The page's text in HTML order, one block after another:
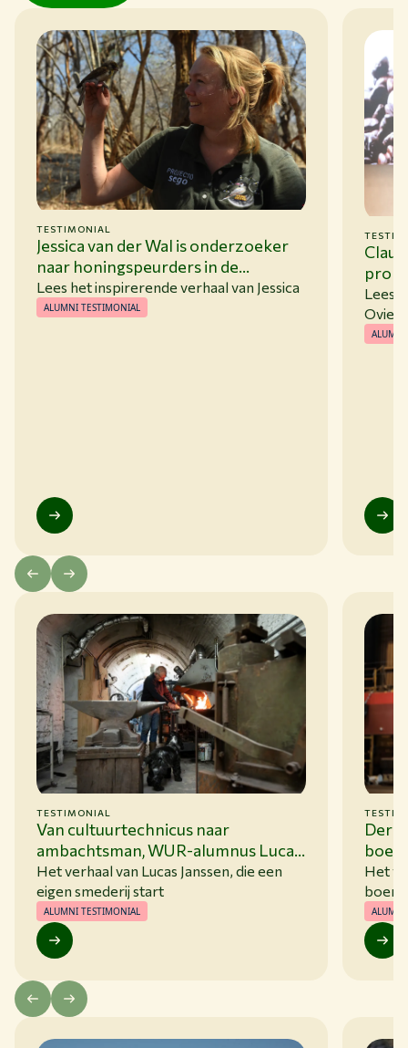
TESTIMONIAL
Jessica van der Wal is onderzoeker
naar honingspeurders in de
wildernis van Afrika
Lees het inspirerende verhaal van Jessica
ALUMNI TESTIMONIAL
Lees
TESTIMONIAL
Van cultuurtechnicus naar
ambachtsman, WUR-alumnus Lucas
Janssen start eigen smederij
Het verhaal van Lucas Janssen, die een
eigen smederij start
ALUMNI TESTIMONIAL
Derk
Het